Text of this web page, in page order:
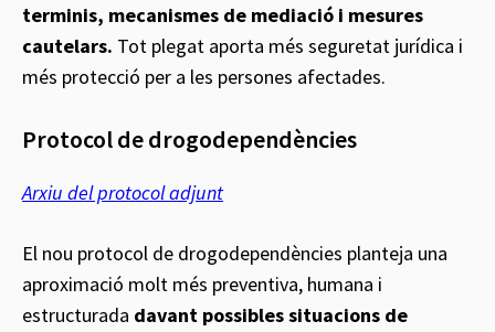
terminis, mecanismes de mediació i mesures
cautelars. Tot plegat aporta més seguretat jurídica i
més protecció per a les persones afectades.
Protocol de drogodependències
Arxiu del protocol adjunt
El nou protocol de drogodependències planteja una
aproximació molt més preventiva, humana i
estructurada davant possibles situacions de